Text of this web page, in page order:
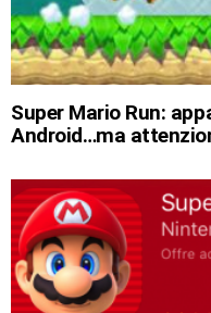
Super Mario Run:
Android…ma